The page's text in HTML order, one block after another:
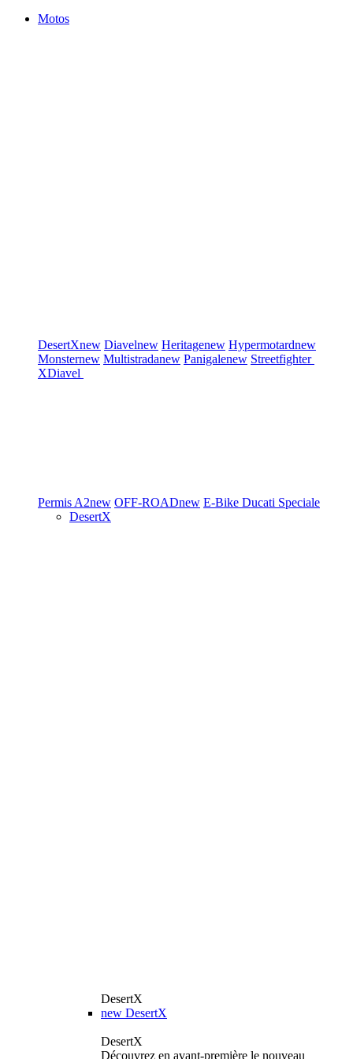
Motos
DesertXnew Diavelnew Heritagenew Hypermotardnew
Monsternew Multistradanew Panigalenew Streetfighter
XDiavel
Permis A2new OFF-ROADnew E-Bike Ducati Speciale
DesertX
DesertX
new DesertX
DesertX
Découvrez en avant-première le nouveau